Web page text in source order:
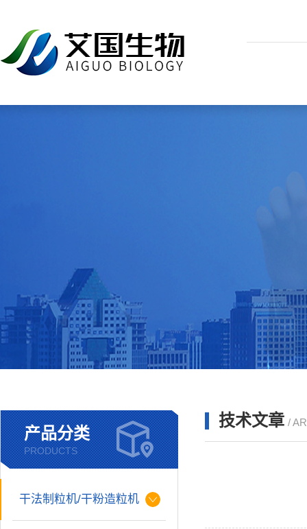
产品分类
PRODUCTS
干法制粒机/干粉造粒机
技术文章 /